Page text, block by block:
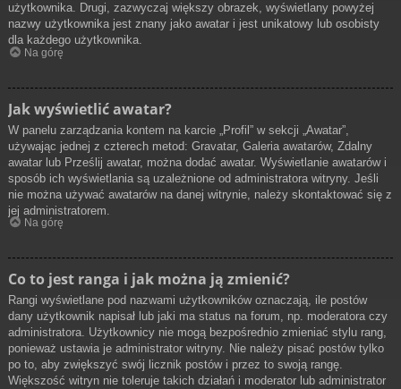
użytkownika. Drugi, zazwyczaj większy obrazek, wyświetlany powyżej
nazwy użytkownika jest znany jako awatar i jest unikatowy lub osobisty
dla każdego użytkownika.
Na górę
Jak wyświetlić awatar?
W panelu zarządzania kontem na karcie „Profil” w sekcji „Awatar”,
używając jednej z czterech metod: Gravatar, Galeria awatarów, Zdalny
awatar lub Prześlij awatar, można dodać awatar. Wyświetlanie awatarów i
sposób ich wyświetlania są uzależnione od administratora witryny. Jeśli
nie można używać awatarów na danej witrynie, należy skontaktować się z
jej administratorem.
Na górę
Co to jest ranga i jak można ją zmienić?
Rangi wyświetlane pod nazwami użytkowników oznaczają, ile postów
dany użytkownik napisał lub jaki ma status na forum, np. moderatora czy
administratora. Użytkownicy nie mogą bezpośrednio zmieniać stylu rang,
ponieważ ustawia je administrator witryny. Nie należy pisać postów tylko
po to, aby zwiększyć swój licznik postów i przez to swoją rangę.
Większość witryn nie toleruje takich działań i moderator lub administrator